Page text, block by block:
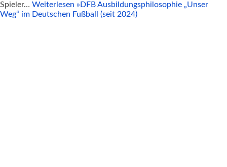
Spieler… Weiterlesen » DFB Ausbildungsphilosophie „Unser
Weg“ im Deutschen Fußball (seit 2024)